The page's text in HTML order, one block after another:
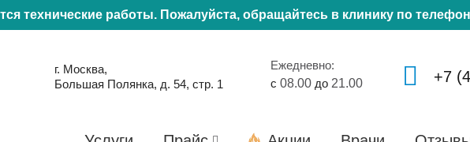
технические работы. Пожалуйста, обращайтесь в клинику по
г. Москва,
Большая Полянка, д. 54, стр. 1
Ежедневно:
с 08.00 до 21.00 +7